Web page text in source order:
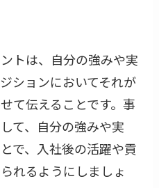
トは、自分の強みや実
ションにおいてそれが
て伝えることです。事
て、自分の強みや実
で、入社後の活躍や貢
れるようにしましょ